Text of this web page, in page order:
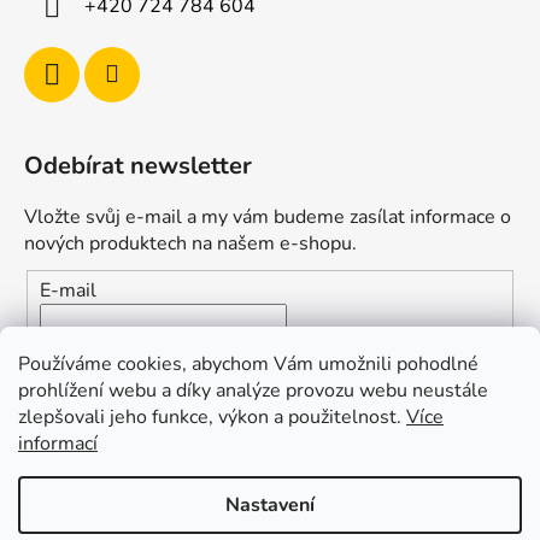
Používáme cookies, abychom Vám umožnili pohodlné
prohlížení webu a díky analýze provozu webu neustále
zlepšovali jeho funkce, výkon a použitelnost. Více
informací
Nastavení
+420 724 784 604
Odebírat newsletter
Vložte svůj e-mail a my vám budeme zasílat informace o
nových produktech na našem e-shopu.
E-mail
Vložením e-mailu souhlasíte s
podmínkami ochrany
osobních údajů
PŘIHLÁSIT SE